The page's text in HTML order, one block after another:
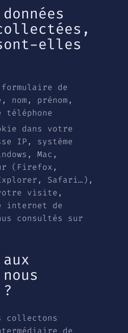
elles
de
prénom,
téléphone
dans votre
IP, système
Mac,
(Firefox,
Safari…),
visite,
internet de
consultés sur
collectons